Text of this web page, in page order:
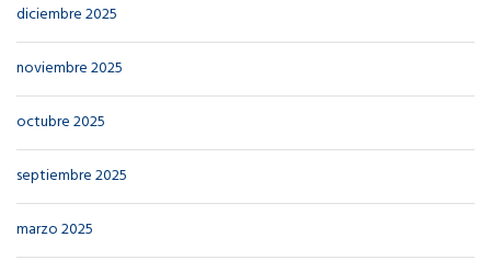
diciembre 2025
noviembre 2025
octubre 2025
septiembre 2025
marzo 2025